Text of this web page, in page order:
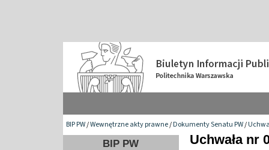
BIP PW/Wewnętrzne akty prawne/Dokumenty Senatu PW/
BIP PW Uchwała nr